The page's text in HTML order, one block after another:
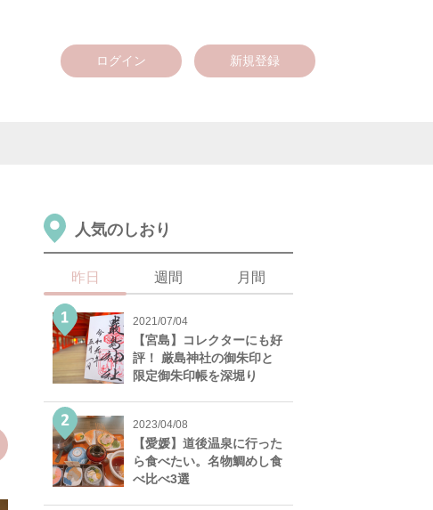
ログイン 新規登録
人気のしおり
昨日 週間 月間
2021/07/04
【宮島】コレクターにも好
評！ 厳島神社の御朱印と
限定御朱印帳を深堀り
2023/04/08
【愛媛】道後温泉に行った
ら食べたい。名物鯛めし食
べ比べ3選